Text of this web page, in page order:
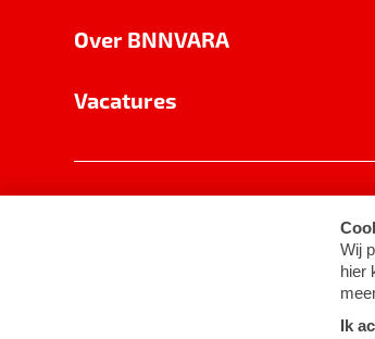
Over BNNVARA
Vacatures
Cookie-instellingen